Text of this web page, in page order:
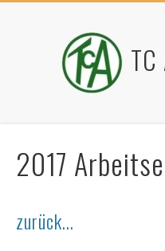
2017
zurück...